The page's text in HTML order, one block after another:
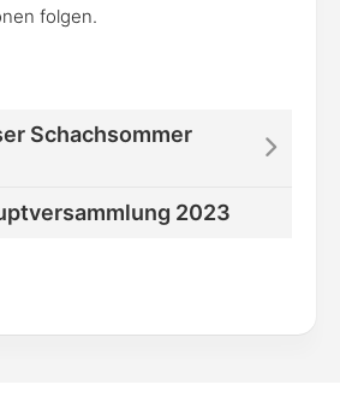
folgen.
Schachsommer
2023